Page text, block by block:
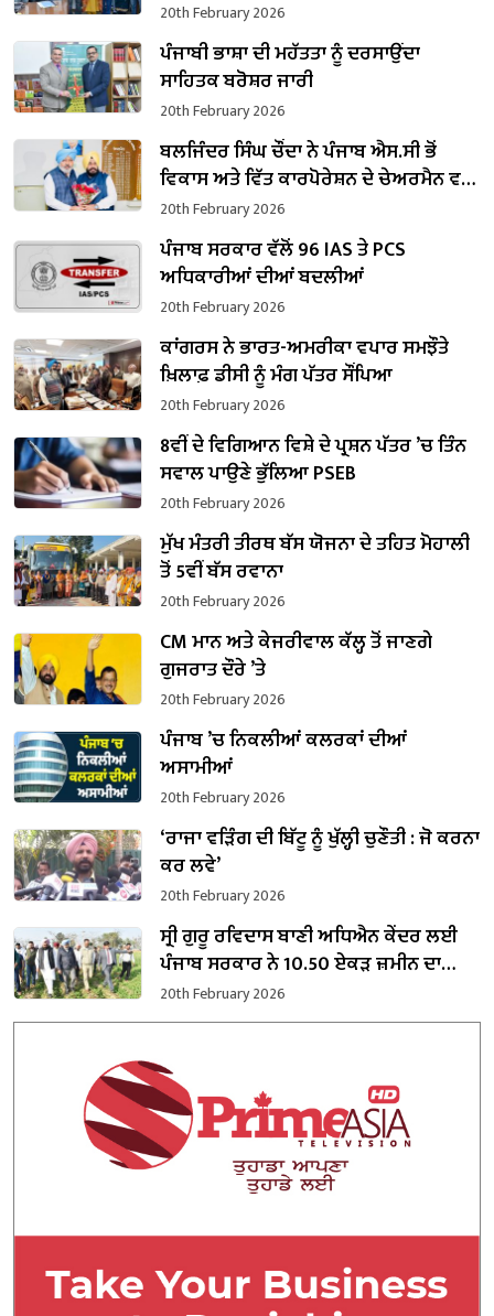
20th February 2026
ਪੰਜਾਬੀ ਭਾਸ਼ਾ ਦੀ ਮਹੱਤਤਾ ਨੂੰ ਦਰਸਾਉਂਦਾ
ਸਾਹਿਤਕ ਬਰੋਸ਼ਰ ਜਾਰੀ
20th February 2026
ਬਲਜਿੰਦਰ ਸਿੰਘ ਚੌਂਦਾ ਨੇ ਪੰਜਾਬ ਐਸ.ਸੀ ਭੋਂ
ਵਿਕਾਸ ਅਤੇ ਵਿੱਤ ਕਾਰਪੋਰੇਸ਼ਨ ਦੇ ਚੇਅਰਮੈਨ ਵਜੋਂ
ਸੰਭਾਲਿਆ ਕਾਰਜਭਾਰ
20th February 2026
ਪੰਜਾਬ ਸਰਕਾਰ ਵੱਲੋਂ 96 IAS ਤੇ PCS
ਅਧਿਕਾਰੀਆਂ ਦੀਆਂ ਬਦਲੀਆਂ
20th February 2026
ਕਾਂਗਰਸ ਨੇ ਭਾਰਤ-ਅਮਰੀਕਾ ਵਪਾਰ ਸਮਝੌਤੇ
ਖ਼ਿਲਾਫ਼ ਡੀਸੀ ਨੂੰ ਮੰਗ ਪੱਤਰ ਸੌਂਪਿਆ
20th February 2026
8ਵੀਂ ਦੇ ਵਿਗਿਆਨ ਵਿਸ਼ੇ ਦੇ ਪ੍ਰਸ਼ਨ ਪੱਤਰ ’ਚ ਤਿੰਨ
ਸਵਾਲ ਪਾਉਣੇ ਭੁੱਲਿਆ PSEB
20th February 2026
ਮੁੱਖ ਮੰਤਰੀ ਤੀਰਥ ਬੱਸ ਯੋਜਨਾ ਦੇ ਤਹਿਤ ਮੋਹਾਲੀ
ਤੋਂ 5ਵੀਂ ਬੱਸ ਰਵਾਨਾ
20th February 2026
CM ਮਾਨ ਅਤੇ ਕੇਜਰੀਵਾਲ ਕੱਲ੍ਹ ਤੋਂ ਜਾਣਗੇ
ਗੁਜਰਾਤ ਦੌਰੇ ’ਤੇ
20th February 2026
ਪੰਜਾਬ ’ਚ ਨਿਕਲੀਆਂ ਕਲਰਕਾਂ ਦੀਆਂ
ਅਸਾਮੀਆਂ
20th February 2026
‘ਰਾਜਾ ਵੜਿੰਗ ਦੀ ਬਿੱਟੂ ਨੂੰ ਖੁੱਲ੍ਹੀ ਚੁਣੌਤੀ : ਜੋ ਕਰਨਾ
ਕਰ ਲਵੇ’
20th February 2026
ਸ੍ਰੀ ਗੁਰੂ ਰਵਿਦਾਸ ਬਾਣੀ ਅਧਿਐਨ ਕੇਂਦਰ ਲਈ
ਪੰਜਾਬ ਸਰਕਾਰ ਨੇ 10.50 ਏਕੜ ਜ਼ਮੀਨ ਦਾ
ਕਬਜ਼ਾ ਲਿਆ
20th February 2026